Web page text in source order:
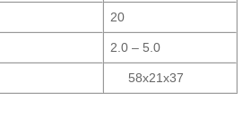
20
2.0 – 5.0
58x21x37